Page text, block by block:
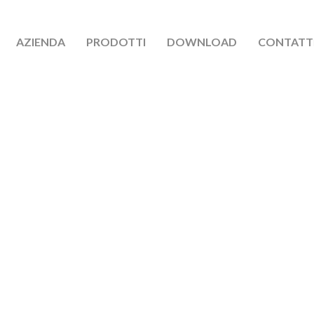
AZIENDA PRODOTTI DOWNLOAD